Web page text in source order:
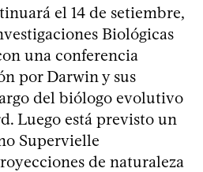
el 14 de setiembre,
Biológicas
una conferencia
por Darwin y sus
del biólogo evolutivo
Luego está previsto un
Supervielle
de naturaleza